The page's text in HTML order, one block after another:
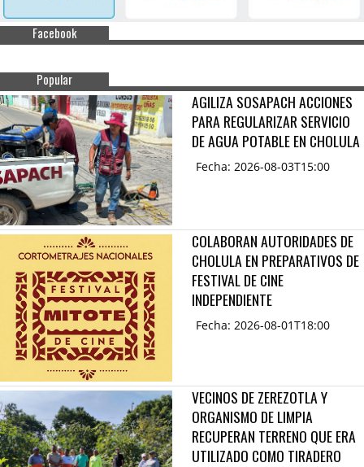
Facebook
Popular
AGILIZA SOSAPACH ACCIONES
PARA REGULARIZAR SERVICIO
DE AGUA POTABLE EN CHOLULA
Fecha: 2026-08-03T15:00
COLABORAN AUTORIDADES DE
CHOLULA EN PREPARATIVOS DE
FESTIVAL DE CINE
INDEPENDIENTE
Fecha: 2026-08-01T18:00
VECINOS DE ZEREZOTLA Y
ORGANISMO DE LIMPIA
RECUPERAN TERRENO QUE ERA
UTILIZADO COMO TIRADERO